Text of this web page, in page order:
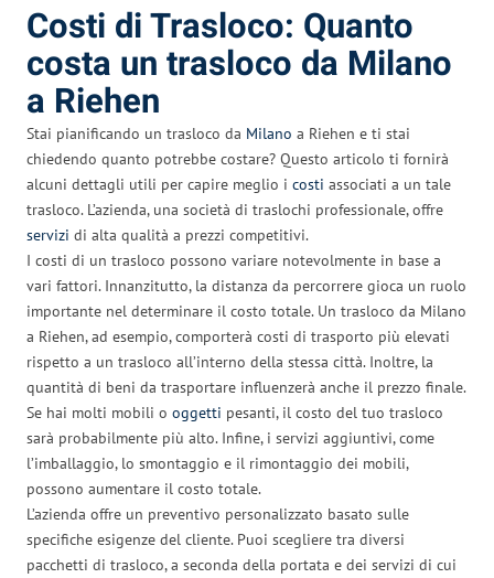
Costi di Trasloco: Quanto
costa un trasloco da Milano
a Riehen
Stai pianificando un trasloco da Milano a Riehen e ti stai
chiedendo quanto potrebbe costare? Questo articolo ti fornirà
alcuni dettagli utili per capire meglio i costi associati a un tale
trasloco. L’azienda, una società di traslochi professionale, offre
servizi di alta qualità a prezzi competitivi.
I costi di un trasloco possono variare notevolmente in base a
vari fattori. Innanzitutto, la distanza da percorrere gioca un ruolo
importante nel determinare il costo totale. Un trasloco da Milano
a Riehen, ad esempio, comporterà costi di trasporto più elevati
rispetto a un trasloco all’interno della stessa città. Inoltre, la
quantità di beni da trasportare influenzerà anche il prezzo finale.
Se hai molti mobili o oggetti pesanti, il costo del tuo trasloco
sarà probabilmente più alto. Infine, i servizi aggiuntivi, come
l’imballaggio, lo smontaggio e il rimontaggio dei mobili,
possono aumentare il costo totale.
L’azienda offre un preventivo personalizzato basato sulle
specifiche esigenze del cliente. Puoi scegliere tra diversi
pacchetti di trasloco, a seconda della portata e dei servizi di cui